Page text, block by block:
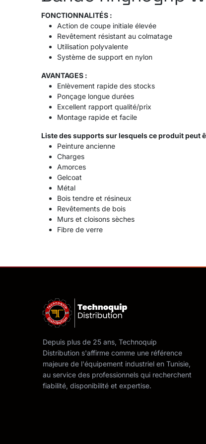
FONCTIONNALITÉS :
Action de coupe initiale élevée
Revêtement résistant au colmatage
Utilisation polyvalente
Système de support en nylon
AVANTAGES :
Enlèvement rapide des stocks
Ponçage longue durées
Excellent rapport qualité/prix
Montage rapide et facile
Liste des supports sur lesquels ce produit peut
Peinture ancienne
Charges
Amorces
Gelcoat
Métal
Bois tendre et résineux
Revêtements de bois
Murs et cloisons sèches
Fibre de verre
Depuis plus de 25 ans, Technoquip
Distribution s'affirme comme une référence
majeure de l'équipement industriel en Tunisie,
au service des professionnels qui recherchent
fiabilité, disponibilité et expertise.